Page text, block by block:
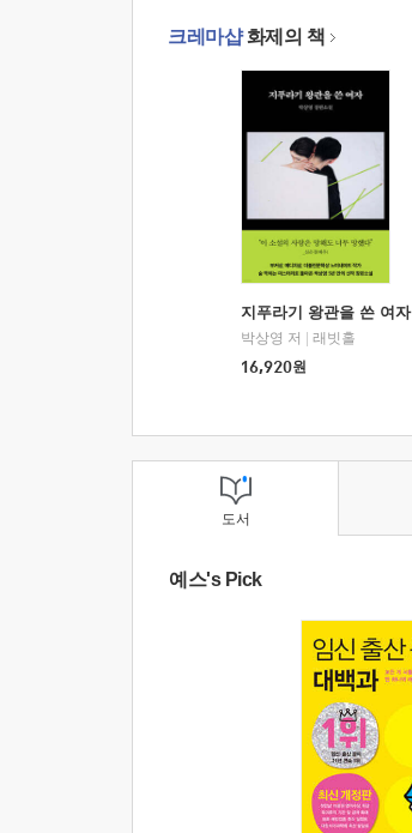
크레마샵화제의 책
지푸라기 왕관을 쓴 여자
박상영 저
래빗홀
16,920원
도서
예스's Pick